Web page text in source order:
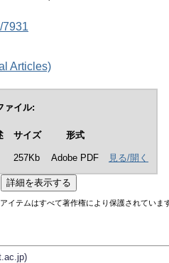
7931
Articles)
ァイル:
サイズ 形式
257Kb Adobe PDF 見る/開く
イテムはすべて著作権により保護されています